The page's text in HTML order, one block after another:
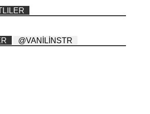
@VANİLİNSTR